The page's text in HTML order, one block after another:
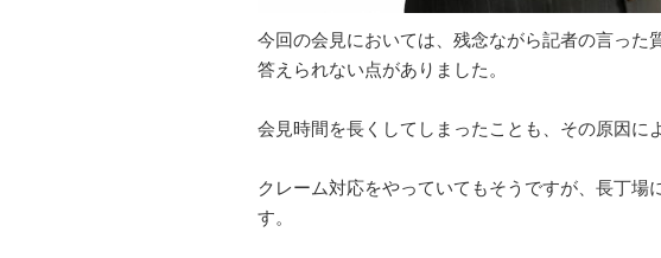
今回の会見においては、残念ながら記者の言った
答えられない点がありました。
会見時間を長くしてしまったことも、その原因に
クレーム対応をやっていてもそうですが、長丁場
す。